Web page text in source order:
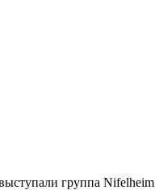
группа Nifelheim